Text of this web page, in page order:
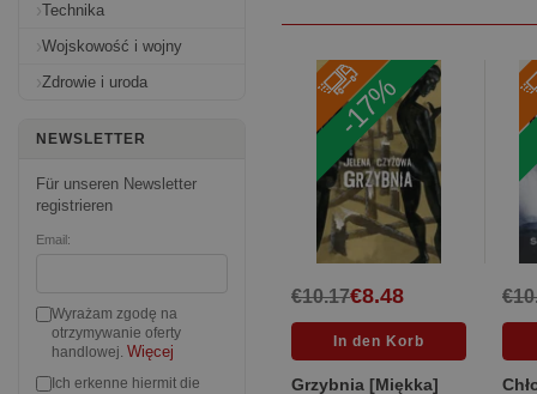
Technika
Wojskowość i wojny
Zdrowie i uroda
NEWSLETTER
Für unseren Newsletter
registrieren
Email:
Wyrażam zgodę na
otrzymywanie oferty
handlowej. Więcej
Ich erkenne hiermit die
-17%
€8.48
€10.17
Grzybnia [Miękka]